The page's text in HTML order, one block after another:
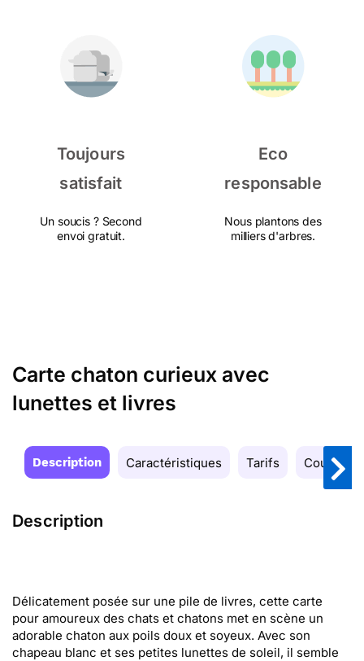
Toujours
satisfait
Un soucis ? Second
envoi gratuit.
Eco
responsable
Nous plantons des
milliers d'arbres.
Carte chaton curieux avec
lunettes et livres
Description Caractéristiques Tarifs Couleurs
Description
Délicatement posée sur une pile de livres, cette carte
pour amoureux des chats et chatons met en scène un
adorable chaton aux poils doux et soyeux. Avec son
chapeau blanc et ses petites lunettes de soleil, il semble